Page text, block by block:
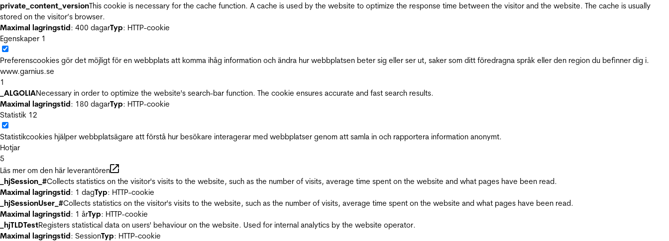
private_content_versionThis cookie is necessary for the cache function. A cache is used by the website to optimize the response time between the visitor and the website. The cache is usually
stored on the visitor’s browser.
Maximal lagringstid: 400 dagarTyp: HTTP-cookie
Egenskaper 1
Preferenscookies gör det möjligt för en webbplats att komma ihåg information och ändra hur webbplatsen beter sig eller ser ut, saker som ditt föredragna språk eller den region du befinner dig i.
www.garnius.se
1
_ALGOLIANecessary in order to optimize the website's search-bar function. The cookie ensures accurate and fast search results.
Maximal lagringstid: 180 dagarTyp: HTTP-cookie
Statistik 12
Statistikcookies hjälper webbplatsägare att förstå hur besökare interagerar med webbplatser genom att samla in och rapportera information anonymt.
Hotjar
5
Läs mer om den här leverantören
_hjSession_#Collects statistics on the visitor's visits to the website, such as the number of visits, average time spent on the website and what pages have been read.
Maximal lagringstid: 1 dagTyp: HTTP-cookie
_hjSessionUser_#Collects statistics on the visitor's visits to the website, such as the number of visits, average time spent on the website and what pages have been read.
Maximal lagringstid: 1 årTyp: HTTP-cookie
_hjTLDTestRegisters statistical data on users' behaviour on the website. Used for internal analytics by the website operator.
Maximal lagringstid: SessionTyp: HTTP-cookie